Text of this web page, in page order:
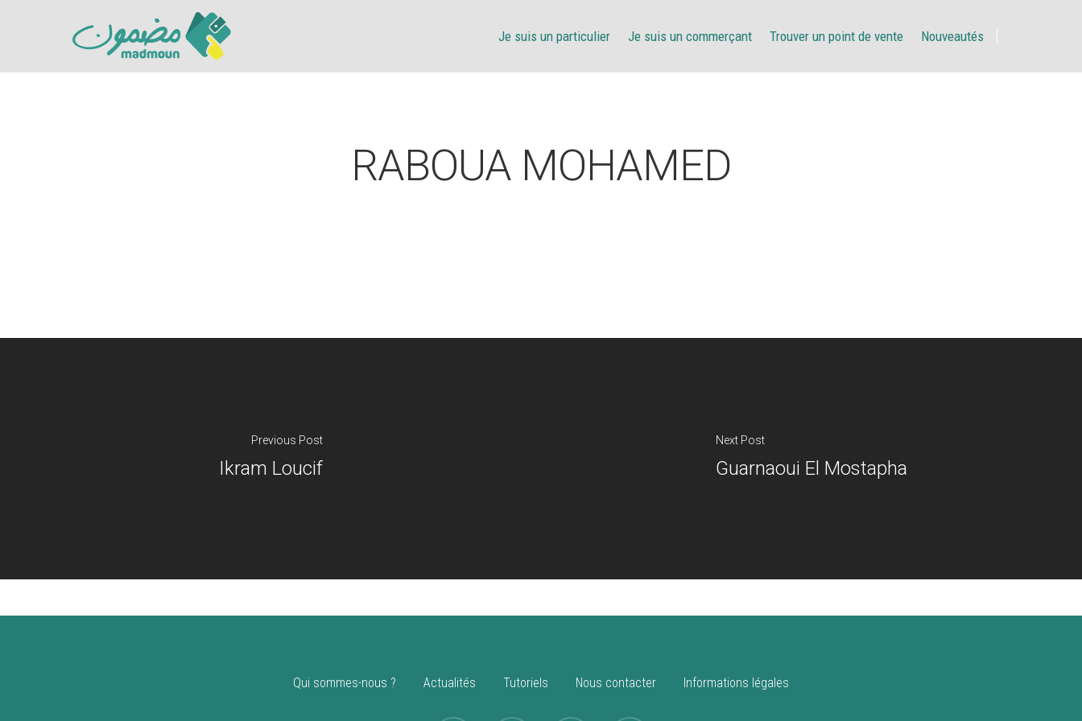
Je suis un particulier Je suis un commerçant Trouver un point de vente Nouveautés
RABOUA MOHAMED
Previous Post
Ikram Loucif
Next Post
Guarnaoui El Mostapha
Qui sommes-nous ? Actualités Tutoriels Nous contacter Informations légales